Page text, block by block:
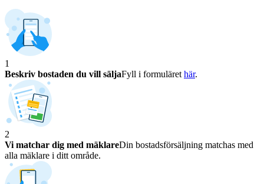
1
Beskriv bostaden du vill säljaFyll i formuläret här.
2
Vi matchar dig med mäklareDin bostadsförsäljning matchas med
alla mäklare i ditt område.